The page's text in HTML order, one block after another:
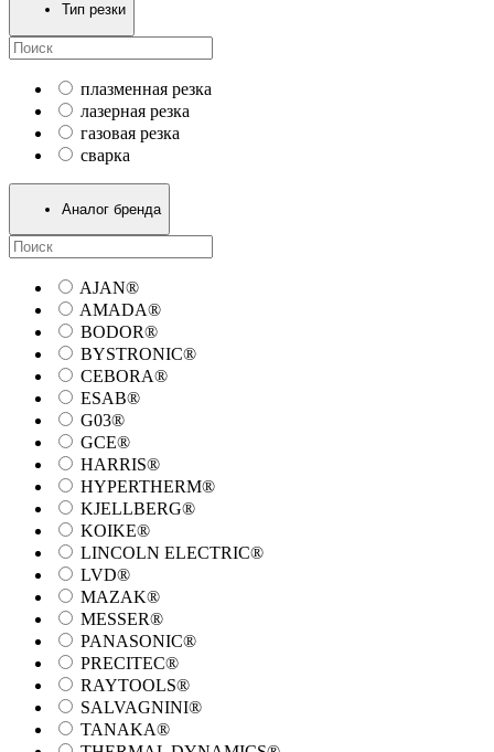
Тип резки
плазменная резка
лазерная резка
газовая резка
сварка
Аналог бренда
AJAN®
AMADA®
BODOR®
BYSTRONIC®
CEBORA®
ESAB®
G03®
GCE®
HARRIS®
HYPERTHERM®
KJELLBERG®
KOIKE®
LINCOLN ELECTRIC®
LVD®
MAZAK®
MESSER®
PANASONIC®
PRECITEC®
RAYTOOLS®
SALVAGNINI®
TANAKA®